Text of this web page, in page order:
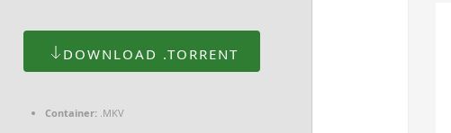
DOWNLOAD .TORRENT
Container: .MKV